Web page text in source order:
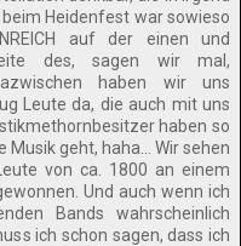
Heidenfest war sowieso
auf der einen und
des, sagen wir mal,
haben wir uns
Leute da, die auch mit uns
haben so
geht, haha... Wir sehen
von ca. 1800 an einem
Und auch wenn ich
Bands wahrscheinlich
ich schon sagen, dass ich